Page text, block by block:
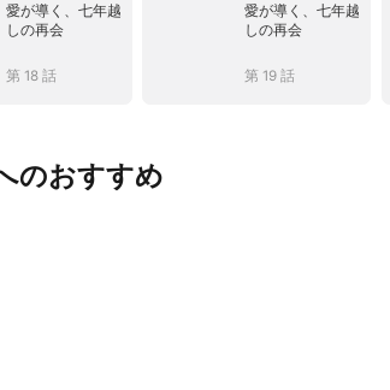
愛が導く、七年越
しの再会
第 18 話
愛が導く、七年越
しの再会
第 19 話
のおすすめ